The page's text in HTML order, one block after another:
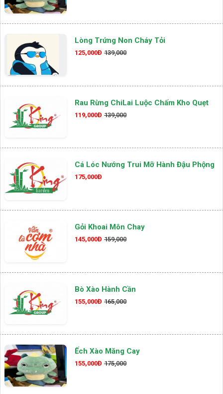
Lòng Trứng Non Cháy Tỏi
125,000Đ 139,000
Rau Rừng ChiLai Luộc Chấm Kho Quẹt
119,000Đ 139,000
Cá Lóc Nướng Trui Mỡ Hành Đậu Phộng
175,000Đ
Gỏi Khoai Môn Chay
145,000Đ 159,000
Bò Xào Hành Cần
155,000Đ 165,000
Ếch Xào Măng Cay
155,000Đ 175,000